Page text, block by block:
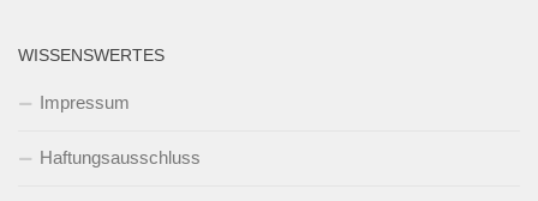
WISSENSWERTES
Impressum
Haftungsausschluss